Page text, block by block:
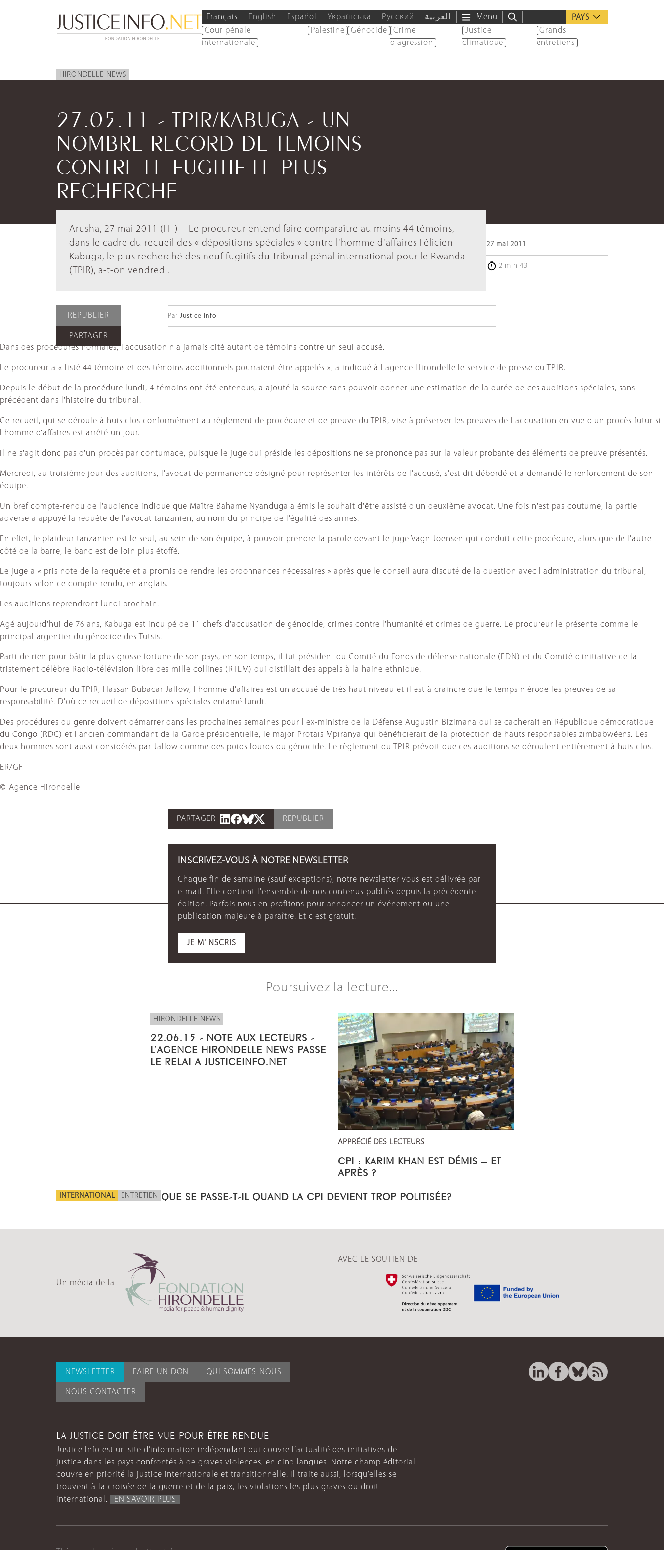
Français English Español Українська Русский العربية Menu
PAYS
Cour pénale
internationale
Palestine Génocide
Crime
d'agression
Justice
climatique
Grands
entretiens
HIRONDELLE NEWS
27.05.11 - TPIR/KABUGA - UN
NOMBRE RECORD DE TEMOINS
CONTRE LE FUGITIF LE PLUS
RECHERCHE
Arusha, 27 mai 2011 (FH) - Le procureur entend faire comparaître au moins 44 témoins,
dans le cadre du recueil des « dépositions spéciales » contre l'homme d'affaires Félicien
Kabuga, le plus recherché des neuf fugitifs du Tribunal pénal international pour le Rwanda
(TPIR), a-t-on vendredi.
27 mai 2011
2 min 43
REPUBLIER
PARTAGER
Par Justice Info
Dans des procédures normales, l'accusation n'a jamais cité autant de témoins contre un seul accusé.
Le procureur a « listé 44 témoins et des témoins additionnels pourraient être appelés », a indiqué à l'agence Hirondelle le service de presse du TPIR.
Depuis le début de la procédure lundi, 4 témoins ont été entendus, a ajouté la source sans pouvoir donner une estimation de la durée de ces auditions spéciales, sans
précédent dans l'histoire du tribunal.
Ce recueil, qui se déroule à huis clos conformément au règlement de procédure et de preuve du TPIR, vise à préserver les preuves de l'accusation en vue d'un procès futur si
l'homme d'affaires est arrêté un jour.
Il ne s'agit donc pas d'un procès par contumace, puisque le juge qui préside les dépositions ne se prononce pas sur la valeur probante des éléments de preuve présentés.
Mercredi, au troisième jour des auditions, l'avocat de permanence désigné pour représenter les intérêts de l'accusé, s'est dit débordé et a demandé le renforcement de son
équipe.
Un bref compte-rendu de l'audience indique que Maître Bahame Nyanduga a émis le souhait d'être assisté d'un deuxième avocat. Une fois n'est pas coutume, la partie
adverse a appuyé la requête de l'avocat tanzanien, au nom du principe de l'égalité des armes.
En effet, le plaideur tanzanien est le seul, au sein de son équipe, à pouvoir prendre la parole devant le juge Vagn Joensen qui conduit cette procédure, alors que de l'autre
côté de la barre, le banc est de loin plus étoffé.
Le juge a « pris note de la requête et a promis de rendre les ordonnances nécessaires » après que le conseil aura discuté de la question avec l'administration du tribunal,
toujours selon ce compte-rendu, en anglais.
Les auditions reprendront lundi prochain.
Agé aujourd'hui de 76 ans, Kabuga est inculpé de 11 chefs d'accusation de génocide, crimes contre l'humanité et crimes de guerre. Le procureur le présente comme le
principal argentier du génocide des Tutsis.
Parti de rien pour bâtir la plus grosse fortune de son pays, en son temps, il fut président du Comité du Fonds de défense nationale (FDN) et du Comité d'initiative de la
tristement célèbre Radio-télévision libre des mille collines (RTLM) qui distillait des appels à la haine ethnique.
Pour le procureur du TPIR, Hassan Bubacar Jallow, l'homme d'affaires est un accusé de très haut niveau et il est à craindre que le temps n'érode les preuves de sa
responsabilité. D'où ce recueil de dépositions spéciales entamé lundi.
Des procédures du genre doivent démarrer dans les prochaines semaines pour l'ex-ministre de la Défense Augustin Bizimana qui se cacherait en République démocratique
du Congo (RDC) et l'ancien commandant de la Garde présidentielle, le major Protais Mpiranya qui bénéficierait de la protection de hauts responsables zimbabwéens. Les
deux hommes sont aussi considérés par Jallow comme des poids lourds du génocide. Le règlement du TPIR prévoit que ces auditions se déroulent entièrement à huis clos.
ER/GF
© Agence Hirondelle
PARTAGER REPUBLIER
INSCRIVEZ-VOUS À NOTRE NEWSLETTER
Chaque fin de semaine (sauf exceptions), notre newsletter vous est délivrée par
e-mail. Elle contient l'ensemble de nos contenus publiés depuis la précédente
édition. Parfois nous en profitons pour annoncer un événement ou une
publication majeure à paraître. Et c'est gratuit.
JE M'INSCRIS
Poursuivez la lecture...
HIRONDELLE NEWS
22.06.15 - NOTE AUX LECTEURS -
L’AGENCE HIRONDELLE NEWS PASSE
LE RELAI A JUSTICEINFO.NET
APPRÉCIÉ DES LECTEURS
CPI : KARIM KHAN EST DÉMIS – ET
APRÈS ?
INTERNATIONAL ENTRETIEN QUE SE PASSE-T-IL QUAND LA CPI DEVIENT TROP POLITISÉE?
Un média de la
AVEC LE SOUTIEN DE
NEWSLETTER FAIRE UN DON QUI SOMMES-NOUS
NOUS CONTACTER
LA JUSTICE DOIT ÊTRE VUE POUR ÊTRE RENDUE
Justice Info est un site d’information indépendant qui couvre l’actualité des initiatives de
justice dans les pays confrontés à de graves violences, en cinq langues. Notre champ éditorial
couvre en priorité la justice internationale et transitionnelle. Il traite aussi, lorsqu’elles se
trouvent à la croisée de la guerre et de la paix, les violations les plus graves du droit
international.
EN SAVOIR PLUS